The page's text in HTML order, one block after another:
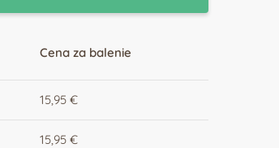
Cena za balenie
15,95 €
15,95 €